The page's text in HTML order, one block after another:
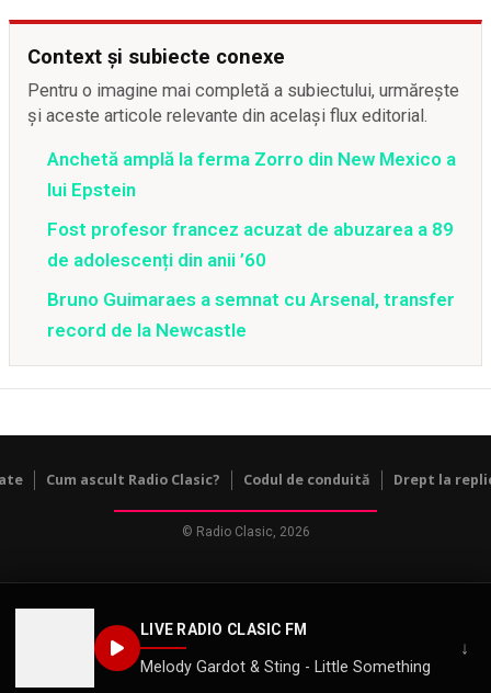
LIVE RADIO CLASIC FM
Melody Gardot & Sting - Little Something
↓
Context și subiecte conexe
Pentru o imagine mai completă a subiectului, urmărește
și aceste articole relevante din același flux editorial.
Anchetă amplă la ferma Zorro din New Mexico a
lui Epstein
Fost profesor francez acuzat de abuzarea a 89
de adolescenți din anii ’60
Bruno Guimaraes a semnat cu Arsenal, transfer
record de la Newcastle
Cum ascult Radio Clasic? Codul de conduită Drept la
© Radio Clasic, 2026